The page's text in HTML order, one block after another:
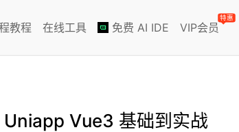
教程 在线工具 免费 AI IDE VIP会员
特惠
Uniapp Vue3 基础到实战